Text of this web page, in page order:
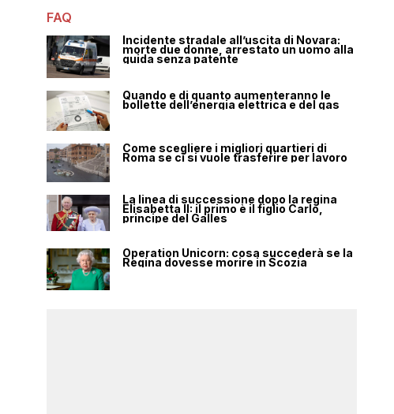
FAQ
Incidente stradale all’uscita di Novara:
morte due donne, arrestato un uomo alla
guida senza patente
Quando e di quanto aumenteranno le
bollette dell’energia elettrica e del gas
Come scegliere i migliori quartieri di
Roma se ci si vuole trasferire per lavoro
La linea di successione dopo la regina
Elisabetta II: il primo è il figlio Carlo,
principe del Galles
Operation Unicorn: cosa succederà se la
Regina dovesse morire in Scozia